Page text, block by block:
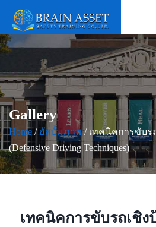
Gallery
Home / อัลบั้มภาพ/ เทคนิคการขับร
(Defensive Driving Techniques)
เทคนิคการขับรถเชิง